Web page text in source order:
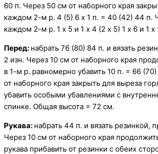
60 п. Через 50 см от наборного края
каждом 2-м р. 4 (5) 6 х 1 п. = 40 (42) 44 п.
каждом 2-м р. 1 х 5 и 1 х 4 (2 х 5) 1 х 6 и 1
Перед: набрать 76 (80) 84 п. и вязать
2 изн. Через 10 см от наборного края
в 1-м р. равномерно убавить 10 п. = 66
от наборного края закрыть для выреза
убавить особыми убавлениями с
спинке. Общая высота = 72 см.
Рукава: набрать 44 п. и вязать резинкой,
Через 10 см от наборного края
рукава прибавить от резинки с обеих